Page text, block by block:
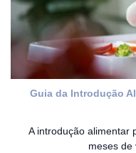
Guia da Introdução
A introdução alimentar
meses de